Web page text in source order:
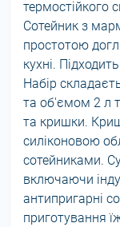
термостійкого
Сотейник з
простотою
кухні.
Набір
та об'ємом 2 л
та кришки.
силіконовою
сотейниками.
включаючи
антипригарні
приготування